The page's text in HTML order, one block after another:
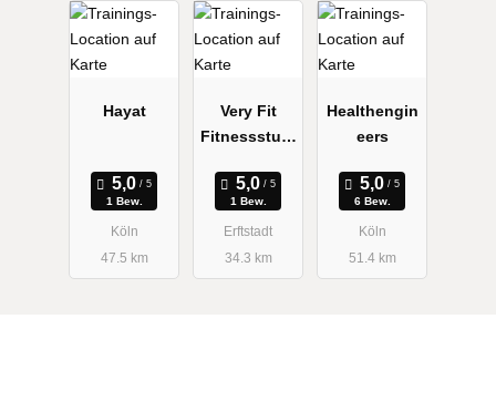
Hayat
1 Bew.
Köln
47.5 km
Very Fit
Fitnessstudi
1 Bew.
Erftstadt
34.3 km
Healthengin
eers
6 Bew.
Köln
51.4 km